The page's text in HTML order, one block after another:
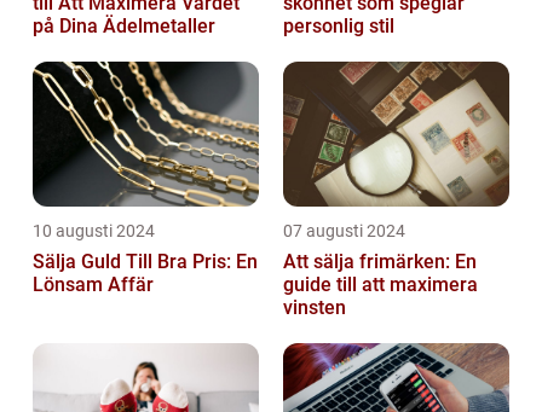
på Dina Ädelmetaller
personlig stil
10 augusti 2024
Sälja Guld Till Bra Pris: En
Lönsam Affär
07 augusti 2024
Att sälja frimärken: En
guide till att maximera
vinsten